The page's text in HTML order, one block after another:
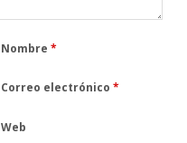
Nombre*
Correo electrónico*
Web